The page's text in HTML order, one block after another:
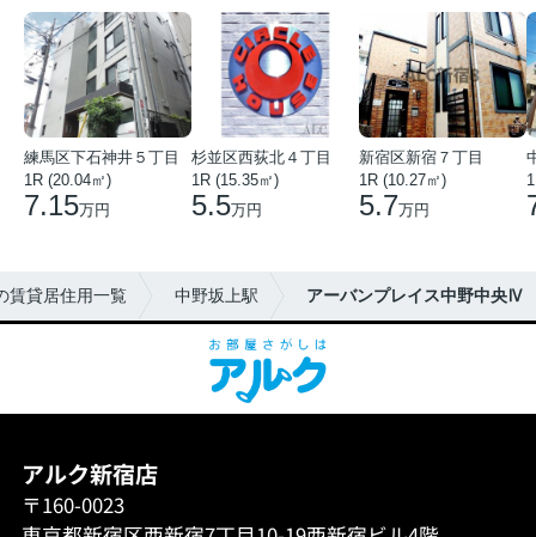
練馬区下石神井５丁目
1R (20.04㎡)
7.15万円
杉並区西荻北４丁目
1R (15.35㎡)
5.5万円
新宿区新宿７丁目
1R (10.27㎡)
5.7万円
賃貸居住用一覧 中野坂上駅 アーバンプレイス中野中央Ⅳ
アルク新宿店
〒160-0023